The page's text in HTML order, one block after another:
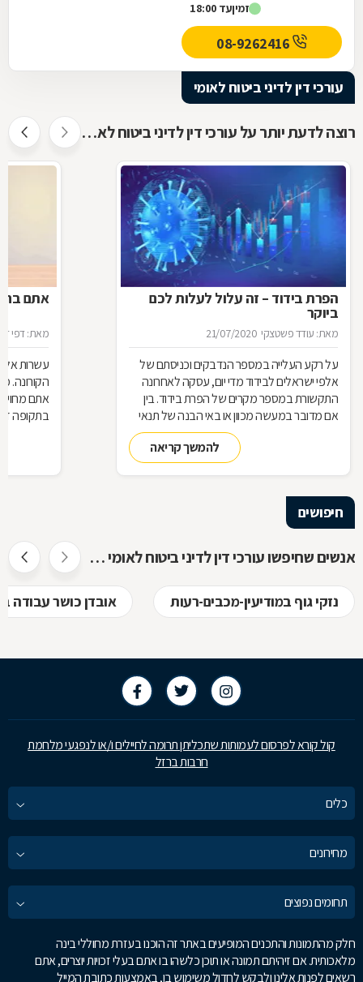
זמיןעד 18:00
עורכי דין לדיני ביטוח לאומי
רוצה לדעת יותר על עורכי דין לדיני ביטוח לאומי ?
הפרת בידוד – זה עלול לעלות לכם
ביוקר
מאת: עודד פשטצקי 21/07/2020
על רקע העלייה במספר הנדבקים וכניסתם של
אלפי ישראלים לבידוד מדי יום, עסקה לאחרונה
התקשורת במספר מקרים של הפרת בידוד. בין
אם מדובר במעשה מכוון או באי הבנה של תנאי
הבידוד, להפרת הבידוד ישנן השלכות אותן חשוב
להמשך קריאה
אתם
מאת: דפי
עשרות
הקורונה.
אתם
בתקופה
חיפושים
אנשים שחיפשו עורכי דין לדיני ביטוח לאומי חיפשו גם
נזקי גוף במודיעין-מכבים-רעות אובדן כושר עבודה
קול קורא לפרסום לעמותות שתכליתן תרומה לחיילים ו/או לנפגעי מלחמת
חרבות ברזל
כלים
מחירונים
תחומים נפוצים
חלק מהתמונות והתכנים המופיעים באתר זה הוכנו בעזרת מחוללי בינה
מלאכותית. אם זיהיתם תמונה או תוכן כלשהו בו אתם בעלי זכויות יוצרים, אתם
רשאים לפנות אלינו ולבקש לחדול משימוש בו, באמצעות כתובת המייל